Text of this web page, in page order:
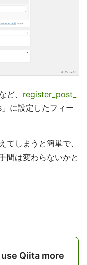
ど、 register_post_
に設定したフィー
てしまうと簡単で、
間は変わらないかと
Qiita more